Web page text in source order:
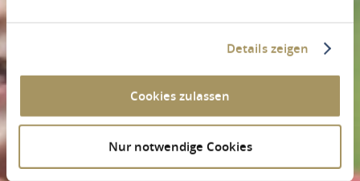
Details zeigen
Cookies zulassen
Nur notwendige Cookies